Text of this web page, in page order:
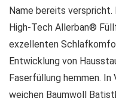
Name bereits
High-Tech Allerban®
exzellenten
Entwicklung von
Faserfüllung hemmen.
weichen Baumwoll